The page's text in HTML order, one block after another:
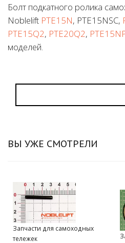
Болт подкатного ролика
Noblelift PTE15N, PTE15NSC,
PTE15Q2, PTE20Q2,
моделей.
ВЫ УЖЕ СМОТРЕЛИ
Запчасти для самоходных
тележек